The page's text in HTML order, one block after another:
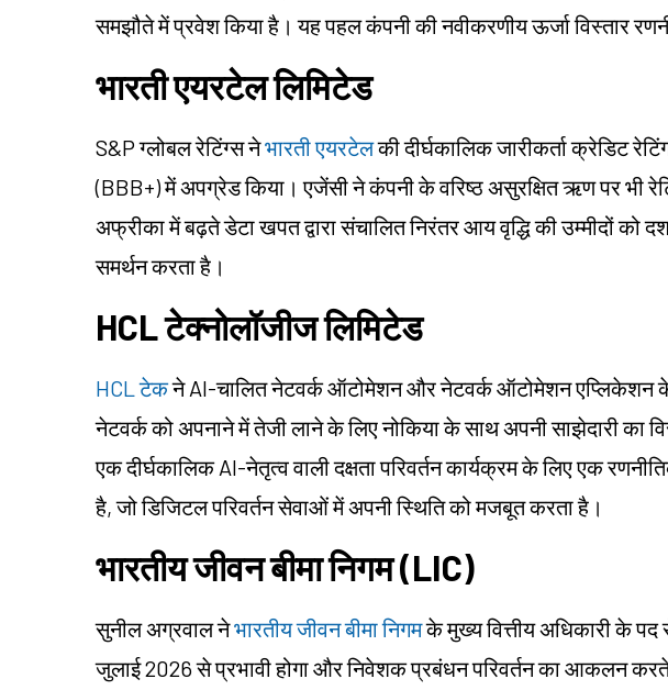
समझौते में प्रवेश किया है। यह पहल कंपनी की नवीकरणीय ऊर्जा विस्तार
भारती एयरटेल लिमिटेड
S&P ग्लोबल रेटिंग्स नेभारती एयरटेलकी दीर्घकालिक जारीकर्ता क्रेडिट
(BBB+) में अपग्रेड किया। एजेंसी ने कंपनी के वरिष्ठ असुरक्षित ऋण पर भी
अफ्रीका में बढ़ते डेटा खपत द्वारा संचालित निरंतर आय वृद्धि की उम्मीदों को
समर्थन करता है।
HCL टेक्नोलॉजीज लिमिटेड
HCL टेकने AI-चालित नेटवर्क ऑटोमेशन और नेटवर्क ऑटोमेशन एप्लिकेशन
नेटवर्क को अपनाने में तेजी लाने के लिए नोकिया के साथ अपनी साझेदारी का
एक दीर्घकालिक AI-नेतृत्व वाली दक्षता परिवर्तन कार्यक्रम के लिए एक
है, जो डिजिटल परिवर्तन सेवाओं में अपनी स्थिति को मजबूत करता है।
भारतीय जीवन बीमा निगम (LIC)
सुनील अग्रवाल नेभारतीय जीवन बीमा निगमके मुख्य वित्तीय अधिकारी के पद
जुलाई 2026 से प्रभावी होगा और निवेशक प्रबंधन परिवर्तन का आकलन